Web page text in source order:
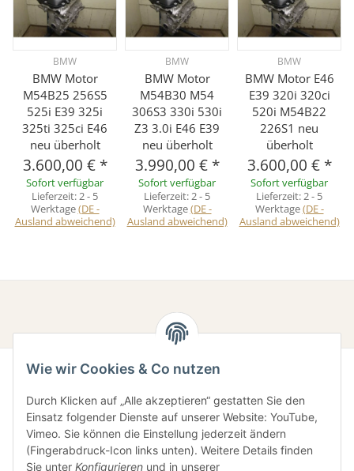
BMW
BMW Motor
M54B25 256S5
525i E39 325i
325ti 325ci E46
neu überholt
3.600,00 € *
Sofort verfügbar
Lieferzeit:2 - 5
Werktage(DE -
Ausland abweichend)
BMW
BMW Motor
M54B30 M54
306S3 330i 530i
Z3 3.0i E46 E39
neu überholt
3.990,00 € *
Sofort verfügbar
Lieferzeit:2 - 5
Werktage(DE -
Ausland abweichend)
BMW
BMW Motor E46
E39 320i 320ci
520i M54B22
226S1 neu
überholt
3.600,00 € *
Sofort verfügbar
Lieferzeit:2 - 5
Werktage(DE -
Ausland abweichend)
Wie wir Cookies & Co nutzen
Durch Klicken auf „Alle akzeptieren“ gestatten Sie den
Einsatz folgender Dienste auf unserer Website: YouTube,
Vimeo. Sie können die Einstellung jederzeit ändern
(Fingerabdruck-Icon links unten). Weitere Details finden
Sie unter Konfigurieren und in unserer